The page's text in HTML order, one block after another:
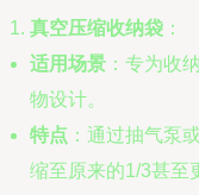
真空压缩收纳袋 ：
适用场景 ：专为收
物设计。
特点 ：通过抽气泵
缩至原来的1/3甚至